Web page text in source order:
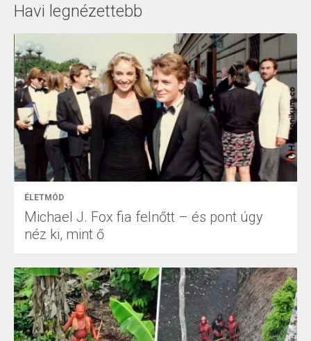
Havi legnézettebb
ÉLETMÓD
Michael J. Fox fia felnőtt – és pont úgy
néz ki, mint ő